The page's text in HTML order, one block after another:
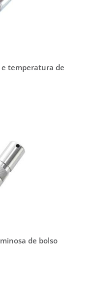
temperatura de
de bolso